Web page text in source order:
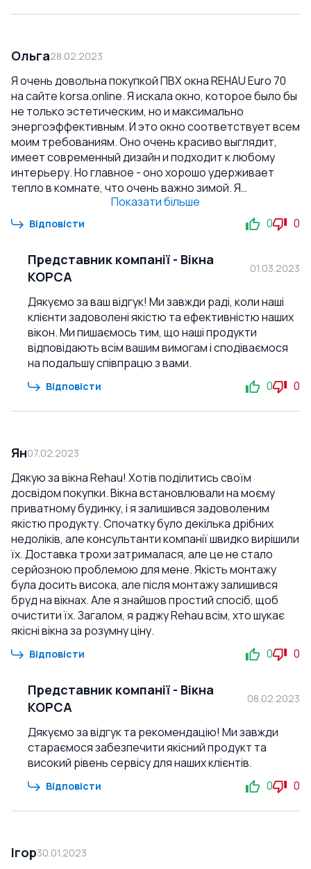
Ольга28.02.2023
Я очень довольна покупкой ПВХ окна REHAU Euro 70
на сайте korsa.online. Я искала окно, которое было бы
не только эстетическим, но и максимально
энергоэффективным. И это окно соответствует всем
моим требованиям. Оно очень красиво выглядит,
имеет современный дизайн и подходит к любому
интерьеру. Но главное - оно хорошо удерживает
тепло в комнате, что очень важно зимой. Я
почувствовала разницу в отоплении сразу после
установки окна. Также хочу отметить качество
выполнения. Окно очень прочное и надежное, а
рекомендую это окно всем, кто ищет качественный и
энергоэффективный вариант для своего дома.
Спасибо korsa.online за качественный товар и
отличный сервис!
Показати більше
Відповісти 0 0
Представник компанії - Вікна
КОРСА
01.03.2023
Дякуємо за ваш відгук! Ми завжди раді, коли наші
клієнти задоволені якістю та ефективністю наших
вікон. Ми пишаємось тим, що наші продукти
відповідають всім вашим вимогам і сподіваємося
на подальшу співпрацю з вами.
Відповісти 0 0
Ян07.02.2023
Дякую за вікна Rehau! Хотів поділитись своїм
досвідом покупки. Вікна встановлювали на моєму
приватному будинку, і я залишився задоволеним
якістю продукту. Спочатку було декілька дрібних
недоліків, але консультанти компанії швидко вирішили
їх. Доставка трохи затрималася, але це не стало
серйозною проблемою для мене. Якість монтажу
була досить висока, але після монтажу залишився
бруд на вікнах. Але я знайшов простий спосіб, щоб
очистити їх. Загалом, я раджу Rehau всім, хто шукає
якісні вікна за розумну ціну.
Відповісти 0 0
Представник компанії - Вікна
КОРСА
08.02.2023
Дякуємо за відгук та рекомендацію! Ми завжди
стараємося забезпечити якісний продукт та
високий рівень сервісу для наших клієнтів.
Відповісти 0 0
Ігор30.01.2023